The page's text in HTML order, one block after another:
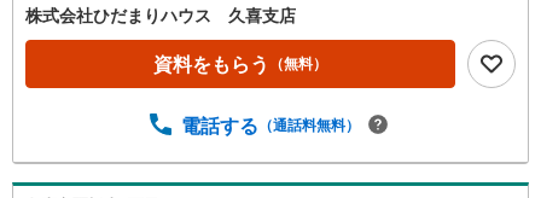
株式会社ひだまりハウス 久喜支店
資料をもらう （無料）
電話する （通話料無料）